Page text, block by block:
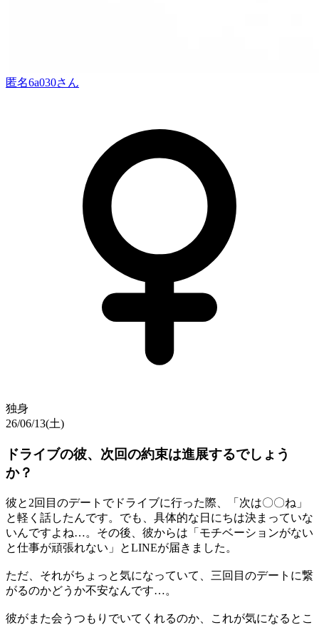
匿名6a030さん
独身
26/06/13(土)
ドライブの彼、次回の約束は進展するでしょう
か？
彼と2回目のデートでドライブに行った際、「次は〇〇ね」
と軽く話したんです。でも、具体的な日にちは決まっていな
いんですよね…。その後、彼からは「モチベーションがない
と仕事が頑張れない」とLINEが届きました。
ただ、それがちょっと気になっていて、三回目のデートに繋
がるのかどうか不安なんです…。
彼がまた会うつもりでいてくれるのか、これが気になるとこ